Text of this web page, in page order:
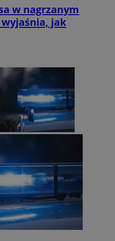
w nagrzanym
jak